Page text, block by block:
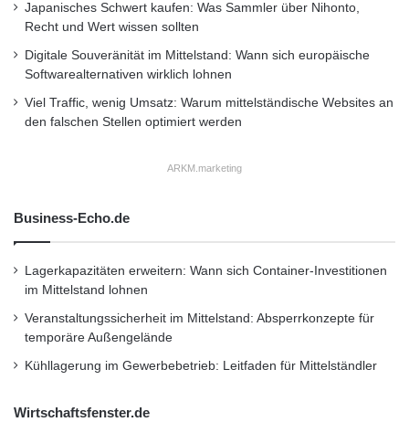
Industriestaaten verschlingen ein Vermögen.
In den letzten Jahren wurden vermehrt Hybrid-
politischen Druck. Durch die Einhaltung einer
diese Zuspruch bei Politikern und
Automobilisten. Immer mehr Fahrzeuge
werden von Hybridmotoren angetrieben.
Zurzeit gibt es wohl kaum einen namhaften
Entwicklung eines Hybridantriebs arbeitet.
Auch der Hüttlin-Kugelmotor kann mit einem
Japanisches Schwert kaufen: Was Sammler über Nihonto,
Recht und Wert wissen sollten
Digitale Souveränität im Mittelstand: Wann sich europäische
Softwarealternativen wirklich lohnen
Viel Traffic, wenig Umsatz: Warum mittelständische Websites an
den falschen Stellen optimiert werden
ARKM.marketing
Business-Echo.de
Lagerkapazitäten erweitern: Wann sich Container-Investitionen
im Mittelstand lohnen
Veranstaltungssicherheit im Mittelstand: Absperrkonzepte für
temporäre Außengelände
Kühllagerung im Gewerbebetrieb: Leitfaden für Mittelständler
Wirtschaftsfenster.de